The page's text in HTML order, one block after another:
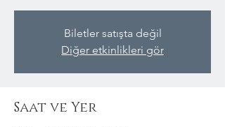
Biletler satışta değil
Diğer etkinlikleri gör
Saat ve Yer